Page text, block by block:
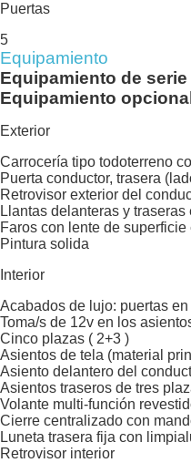
Puertas
5
Equipamiento
Equipamiento de
Equipamiento
Exterior
Carrocería tipo todoterreno
Puerta conductor, trasera
Retrovisor exterior del
Llantas delanteras y
Faros con lente de
Pintura solida
Interior
Acabados de lujo: puertas
Toma/s de 12v en los
Cinco plazas ( 2+3 )
Asientos de tela (material
Asiento delantero del
Asientos traseros de tres
Volante multi-función
Cierre centralizado con
Luneta trasera fija con
Retrovisor interior